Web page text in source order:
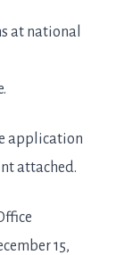
at national
application
attached.
15,